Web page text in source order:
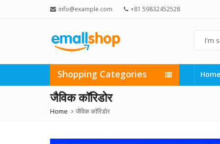
info@example.com +81 59832452528
Shopping Categories Home
जैविक कॉरिडोर
Home जैविक कॉरिडोर